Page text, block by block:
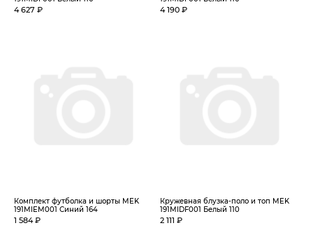
4 627 ₽ 4 190 ₽
Комплект футболка и шорты MEK
191MIEM001 Синий 164
1 584 ₽
Кружевная блузка-поло и топ MEK
191MIDF001 Белый 110
2 111 ₽